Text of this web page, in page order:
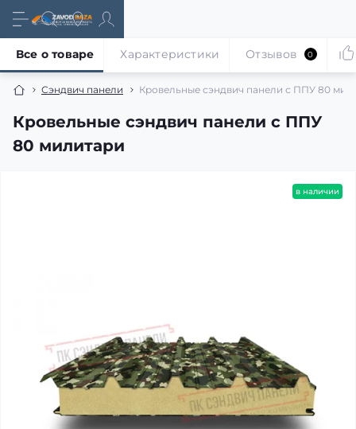
Сэндвич панели Кровельные сэндвич панели с ППУ 80
Кровельные сэндвич панели с ППУ
80 милитари
Все о товаре Характеристики Отзывов 0
в наличии